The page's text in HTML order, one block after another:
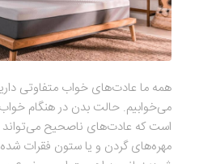
همه ما عادت‌های خواب متفاوتی
می‌خوابیم. حالت بدن در هنگام
است که عادت‌های ناصحیح
مهره‌های گردن و یا ستون فقرات